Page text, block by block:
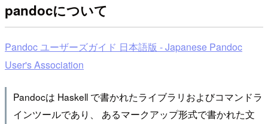
pandocについて
Pandoc ユーザーズガイド 日本語版 - Japanese Pandoc
User's Association
Pandocは Haskell で書かれたライブラリおよびコマンドラ
インツールであり、 あるマークアップ形式で書かれた文